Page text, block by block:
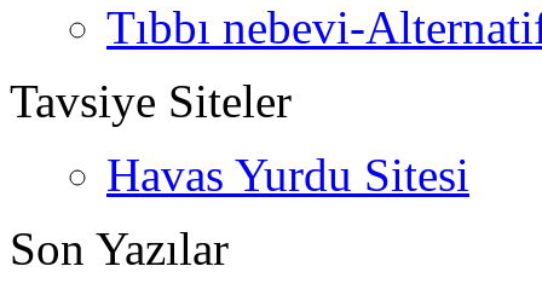
Tıbbı nebevi-
Tavsiye Siteler
Havas Yurdu Sitesi
Son Yazılar